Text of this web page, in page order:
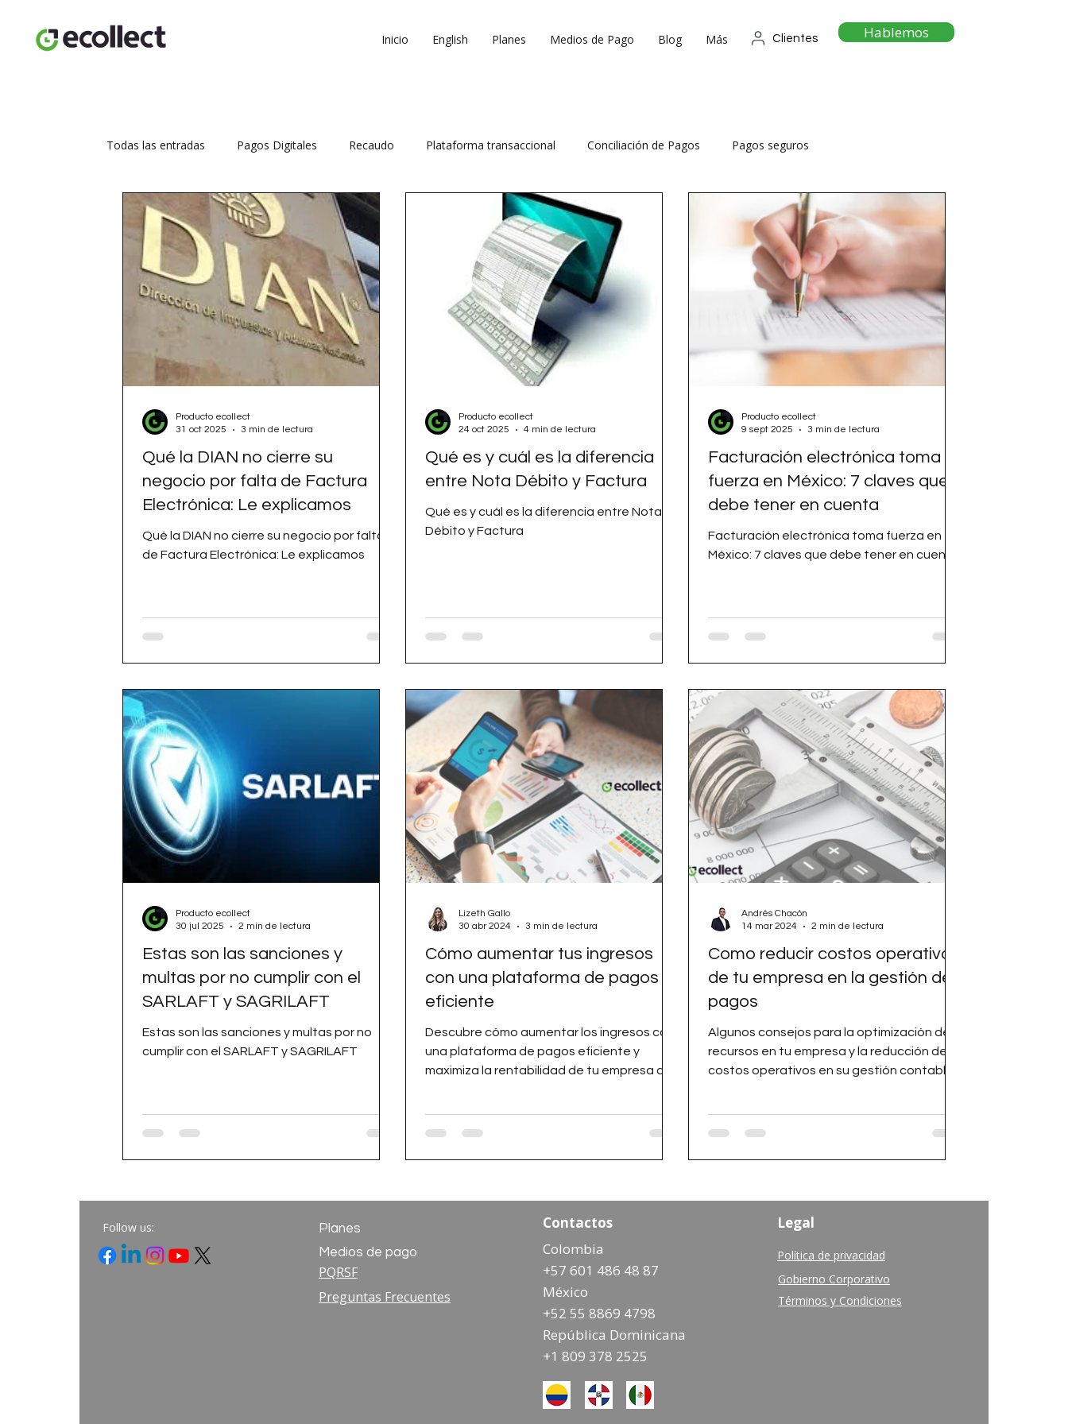
Inicio English Planes Medios de Pago Blog Más Clientes Hablemos
Todas las entradas Pagos Digitales Recaudo Plataforma transaccional Conciliación de Pagos Pagos seguros
Seguridad transaccional Aumenta tus ventas Reduce costos operativos
Qué la DIAN no cierre su
negocio por falta de Factura
Electrónica: Le explicamos
Qué la DIAN no cierre su negocio por falta
de Factura Electrónica: Le explicamos
Producto ecollect
31 oct 2025
3 min de lectura
Qué es y cuál es la diferencia
entre Nota Débito y Factura
Qué es y cuál es la diferencia entre Nota
Débito y Factura
Producto ecollect
24 oct 2025
4 min de lectura
Facturación electrónica toma
fuerza en México: 7 claves que
debe tener en cuenta
Facturación electrónica toma fuerza en
México: 7 claves que debe tener en cuenta
Producto ecollect
9 sept 2025
3 min de lectura
Estas son las sanciones y
multas por no cumplir con el
SARLAFT y SAGRILAFT
Estas son las sanciones y multas por no
cumplir con el SARLAFT y SAGRILAFT
Producto ecollect
30 jul 2025
2 min de lectura
Cómo aumentar tus ingresos
con una plataforma de pagos
eficiente
Descubre cómo aumentar los ingresos con
una plataforma de pagos eficiente y
maximiza la rentabilidad de tu empresa con
Lizeth Gallo
30 abr 2024
3 min de lectura
Como reducir costos operativos
de tu empresa en la gestión de
pagos
Algunos consejos para la optimización de
recursos en tu empresa y la reducción de
costos operativos en su gestión contable
Andrés Chacón
14 mar 2024
2 min de lectura
Follow us:
Planes
Medios de pago
PQRSF
Preguntas Frecuentes
Contactos
Colombia
+57 601 486 48 87
México
+52 55 8869 4798
República Dominicana
+1 809 378 2525
Legal
Política de privacidad
Gobierno Corporativo
Términos y Condiciones